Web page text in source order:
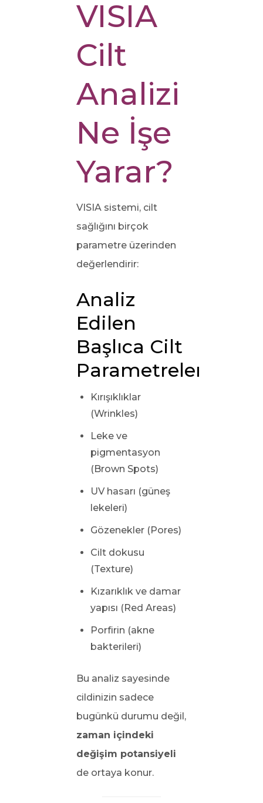
VISIA
Cilt
Analizi
Ne İşe
Yarar?
VISIA sistemi, cilt
sağlığını birçok
parametre üzerinden
değerlendirir:
Analiz
Edilen
Başlıca Cilt
Parametreleri
Kırışıklıklar
(Wrinkles)
Leke ve
pigmentasyon
(Brown Spots)
UV hasarı (güneş
lekeleri)
Gözenekler (Pores)
Cilt dokusu
(Texture)
Kızarıklık ve damar
yapısı (Red Areas)
Porfirin (akne
bakterileri)
Bu analiz sayesinde
cildinizin sadece
bugünkü durumu değil,
zaman içindeki
değişim potansiyeli
de ortaya konur.